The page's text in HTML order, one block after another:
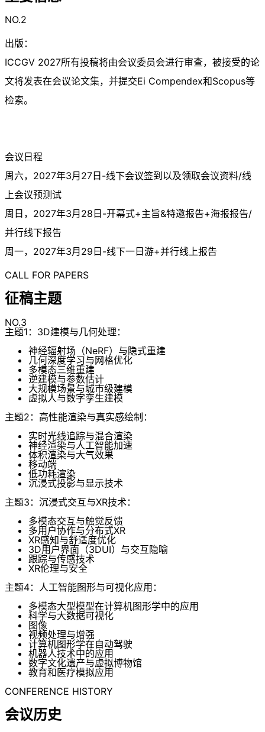
NO.2
出版：
ICCGV 2027所有投稿将由会议委员会进行审查，被接受的论
文将发表在会议论文集，并提交Ei Compendex和Scopus等
检索。
会议日程
周六，2027年3月27日-线下会议签到以及领取会议资料/线
上会议预测试
周日，2027年3月28日-开幕式+主旨&特邀报告+海报报告/
并行线下报告
周一，2027年3月29日-线下一日游+并行线上报告
CALL FOR PAPERS
征稿主题
NO.3
主题1：3D建模与几何处理：
神经辐射场（NeRF）与隐式重建
几何深度学习与网格优化
多模态三维重建
逆建模与参数估计
大规模场景与城市级建模
虚拟人与数字孪生建模
主题2：高性能渲染与真实感绘制：
实时光线追踪与混合渲染
神经渲染与人工智能加速
体积渲染与大气效果
移动端
低功耗渲染
沉浸式投影与显示技术
主题3：沉浸式交互与XR技术：
多模态交互与触觉反馈
多用户协作与分布式XR
XR感知与舒适度优化
3D用户界面（3DUI）与交互隐喻
跟踪与传感技术
XR伦理与安全
主题4：人工智能图形与可视化应用：
多模态大型模型在计算机图形学中的应用
科学与大数据可视化
图像
视频处理与增强
计算机图形学在自动驾驶
机器人技术中的应用
数字文化遗产与虚拟博物馆
教育和医疗模拟应用
CONFERENCE HISTORY
会议历史